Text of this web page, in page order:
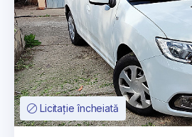
Licitație încheiată